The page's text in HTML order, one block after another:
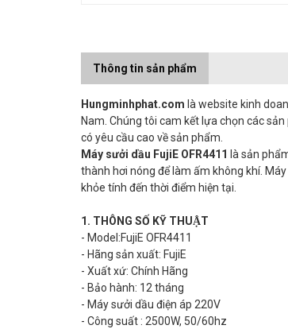
Thông tin sản phẩm
Hungminhphat.com là website kinh
Nam. Chúng tôi cam kết lựa chọn các
có yêu cầu cao về sản phẩm.
Máy sưởi dầu FujiE OFR4411 là sản
thành hơi nóng để làm ấm không khí.
khỏe tính đến thời điểm hiện tại.
1. THÔNG SỐ KỸ THUẬT
- Model:FujiE OFR4411
- Hãng sản xuất: FujiE
- Xuất xứ: Chính Hãng
- Bảo hành: 12 tháng
- Máy sưởi dầu điện áp 220V
- Công suất : 2500W, 50/60hz